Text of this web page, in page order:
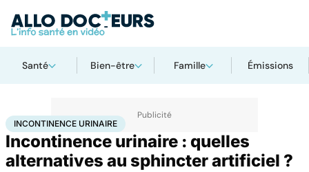
Santé Bien-être Famille Émissions
AccueilSantéIncontinence urinaire
INCONTINENCE URINAIRE
Incontinence urinaire : quelles
alternatives au sphincter artificiel ?